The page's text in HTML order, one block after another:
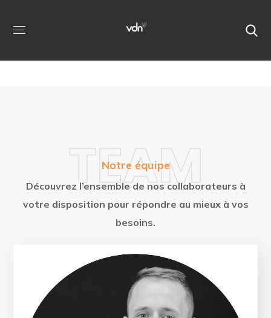
Notre équipe
TEAM
Découvrez l’ensemble de nos collaborateurs à
votre disposition pour répondre au mieux à vos
besoins.